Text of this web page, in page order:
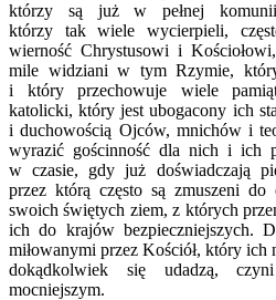
którzy są już w pełnej
którzy tak wiele wycierpieli,
wierność Chrystusowi i
mile widziani w tym Rzymie,
i który przechowuje wiele
katolicki, który jest ubogacony ich
i duchowością Ojców, mnichów i
wyrazić gościnność dla nich i ich
w czasie, gdy już doświadczają
przez którą często są zmuszeni do
swoich świętych ziem, z których
ich do krajów bezpieczniejszych.
miłowanymi przez Kościół, który ich
dokądkolwiek się udadzą,
mocniejszym.